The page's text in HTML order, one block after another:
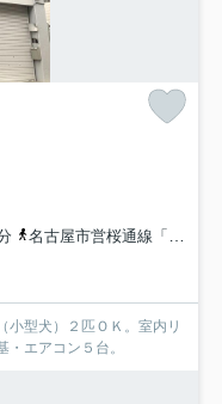
名古屋市営桜通線「国際センター」駅 徒歩11分
小型犬）２匹ＯＫ。室内リ
エアコン５台。